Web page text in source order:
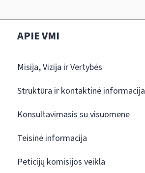
APIE VMI
Misija, Vizija ir Vertybės
Struktūra ir kontaktinė informacija
Konsultavimasis su visuomene
Teisinė informacija
Peticijų komisijos veikla